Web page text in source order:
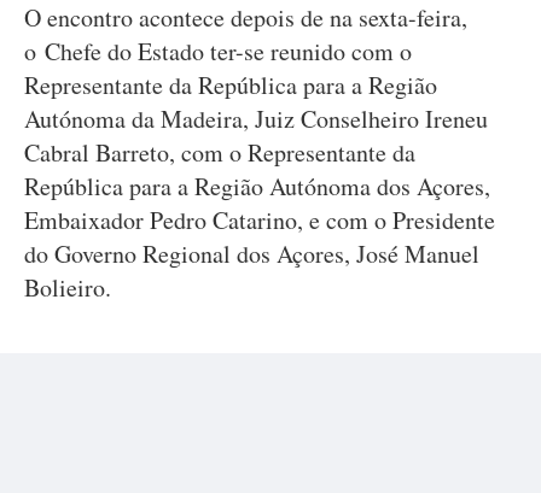
O encontro acontece depois de na sexta-feira,
o Chefe do Estado ter-se reunido com o
Representante da República para a Região
Autónoma da Madeira, Juiz Conselheiro Ireneu
Cabral Barreto, com o Representante da
República para a Região Autónoma dos Açores,
Embaixador Pedro Catarino, e com o Presidente
do Governo Regional dos Açores, José Manuel
Bolieiro.